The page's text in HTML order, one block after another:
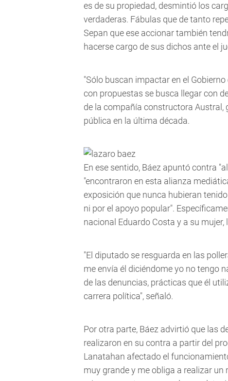
es de su propiedad, desmintió los
verdaderas. Fábulas que de tanto
Sepan que ese accionar también
hacerse cargo de sus dichos ante el
"Sólo buscan impactar en el
con propuestas se busca llegar con
de la compañía constructora
pública en la última década.
En ese sentido, Báez apuntó contra
"encontraron en esta alianza
exposición que nunca hubieran
ni por el apoyo popular".
nacional Eduardo Costa y a su
"El diputado se resguarda en las
me envía él diciéndome yo no tengo
de las denuncias, prácticas que él
carrera política", señaló.
Por otra parte, Báez advirtió que las
realizaron en su contra a partir del
Lanatahan afectado el
muy grande y me obliga a realizar